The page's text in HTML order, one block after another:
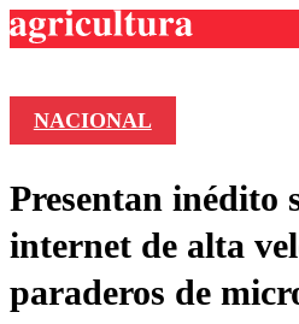
Frecuencias
Agricultura TV
Deportes
Colo Colo
Entretención
NACIONAL
Presentan inédito
internet de alta
paraderos de